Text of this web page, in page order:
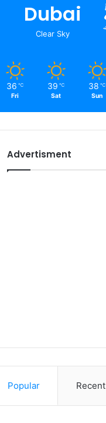
Dubai
Clear Sky
36 ℃
Fri
39 ℃
Sat
38 ℃
Sun
Advertisment
Popular Recent